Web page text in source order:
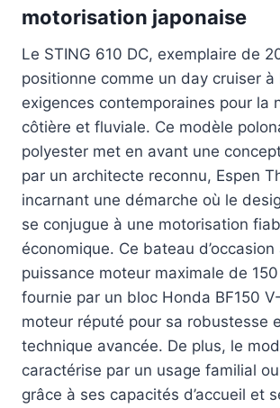
motorisation japonaise
Le STING 610 DC, exemplaire de
positionne comme un day cruiser à
exigences contemporaines pour la
côtière et fluviale. Ce modèle
polyester met en avant une
par un architecte reconnu, Espen
incarnant une démarche où le
se conjugue à une motorisation
économique. Ce bateau
puissance moteur maximale de
fournie par un bloc Honda BF150
moteur réputé pour sa robustesse
technique avancée. De plus, le
caractérise par un usage familial
grâce à ses capacités d’accueil et